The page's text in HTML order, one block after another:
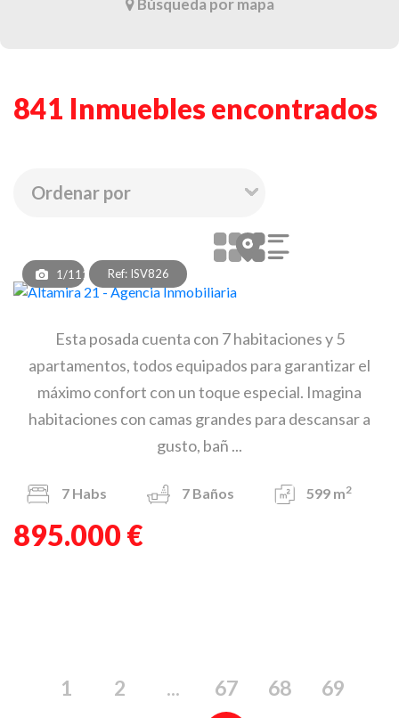
841 Inmuebles encontrados
1/111 Ref: ISV826
Esta posada cuenta con 7 habitaciones y 5
apartamentos, todos equipados para garantizar el
máximo confort con un toque especial. Imagina
habitaciones con camas grandes para descansar a
gusto, bañ ...
7 Habs 7 Baños 599 m2
895.000 €
1 2 ... 67 68
69